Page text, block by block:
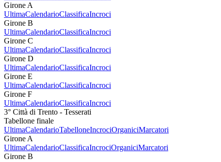
Girone A
UltimaCalendarioClassificaIncroci
Girone B
UltimaCalendarioClassificaIncroci
Girone C
UltimaCalendarioClassificaIncroci
Girone D
UltimaCalendarioClassificaIncroci
Girone E
UltimaCalendarioClassificaIncroci
Girone F
UltimaCalendarioClassificaIncroci
3° Città di Trento - Tesserati
Tabellone finale
UltimaCalendarioTabelloneIncrociOrganiciMarcatori
Girone A
UltimaCalendarioClassificaIncrociOrganiciMarcatori
Girone B